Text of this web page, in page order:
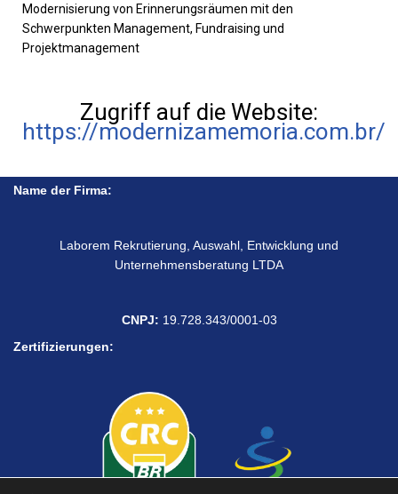
Modernisierung von Erinnerungsräumen mit den
Schwerpunkten Management, Fundraising und
Projektmanagement
Zugriff auf die Website:
https://modernizamemoria.com.br/
Name der Firma:
Laborem Rekrutierung, Auswahl, Entwicklung und
Unternehmensberatung LTDA
CNPJ: 19.728.343/0001-03
Zertifizierungen: